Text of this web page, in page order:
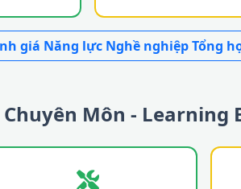
giá Năng lực Nghề nghiệp Tổng
Môn - Learning